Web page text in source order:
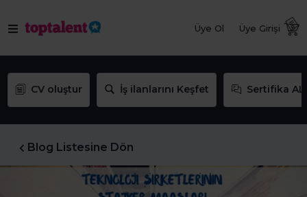
Üye Ol Üye Girişi
CV oluştur İş ilanlarını Keşfet Sertifika AL
Blog Listesine Dön